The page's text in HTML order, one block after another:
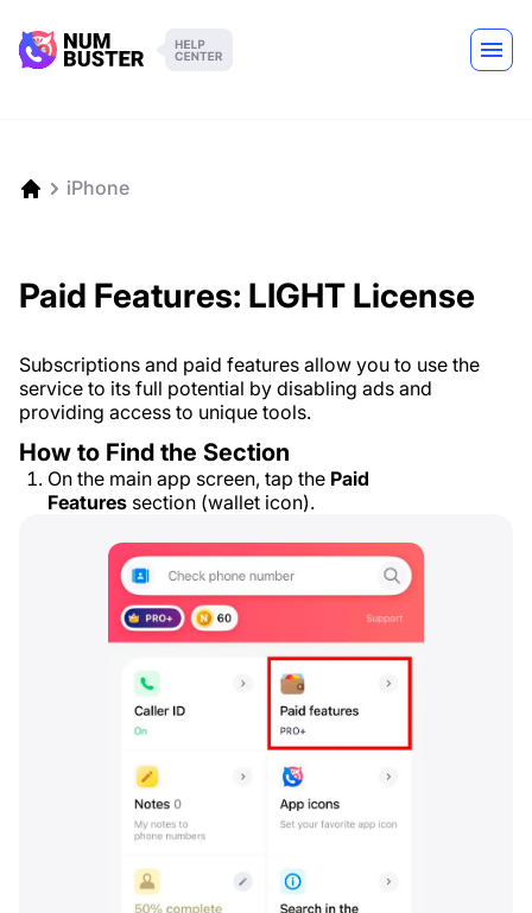
iPhone
Paid Features: LIGHT License
Subscriptions and paid features allow you to use the
service to its full potential by disabling ads and
providing access to unique tools.
How to Find the Section
On the main app screen, tap the Paid
Features section (wallet icon).